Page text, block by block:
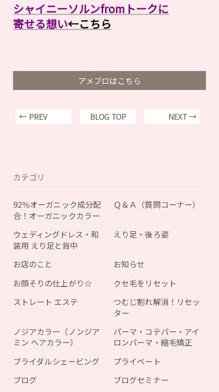
シャイニーソルンfromトークに
寄せる想い←こちら
アメブロはこちら
← PREV BLOG TOP NEXT →
カテゴリ
92％オーガニック成分配
合！オーガニックカラー
Ｑ＆Ａ（質問コーナー）
ウェディングドレス・和
装用 えり足と背中
えり足・後ろ姿
お店のこと
お知らせ
お顔そりの仕上がり☆
クセ毛をリセット
ストレート エステ
つむじ割れ解消！リセッ
ター
ノジアカラー（ノンジア
ミン ヘアカラー）
パーマ・コテパー・アイ
ロンパーマ・縮毛矯正
ブライダルシェービング
プライベート
ブログ
ブログセミナー